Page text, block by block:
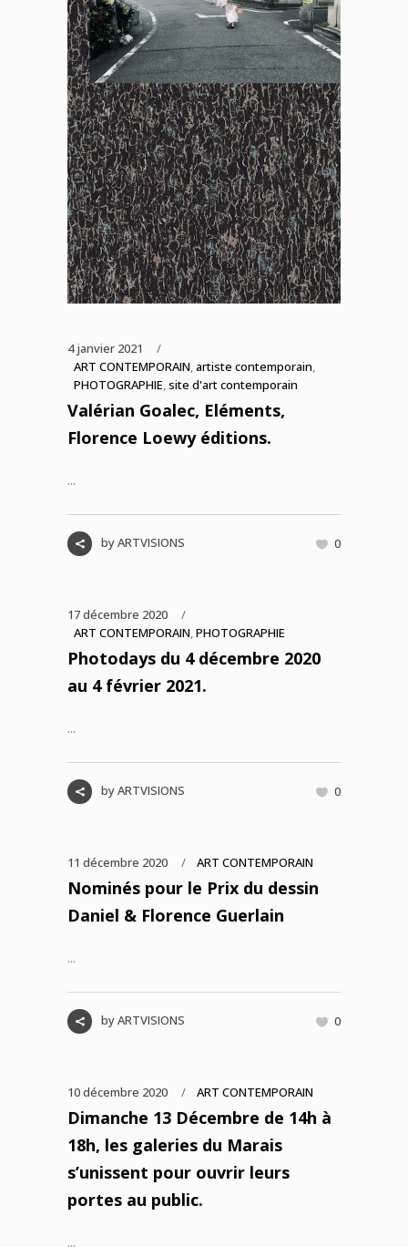
4 janvier 2021
ART CONTEMPORAIN,artiste contemporain,
PHOTOGRAPHIE,site d'art contemporain
Valérian Goalec, Eléments,
Florence Loewy éditions.
...
byARTVISIONS 0
17 décembre 2020
ART CONTEMPORAIN,PHOTOGRAPHIE
Photodays du 4 décembre 2020
au 4 février 2021.
...
byARTVISIONS 0
11 décembre 2020 ART CONTEMPORAIN
Nominés pour le Prix du dessin
Daniel & Florence Guerlain
...
byARTVISIONS 0
10 décembre 2020 ART CONTEMPORAIN
Dimanche 13 Décembre de 14h à
18h, les galeries du Marais
s’unissent pour ouvrir leurs
portes au public.
...